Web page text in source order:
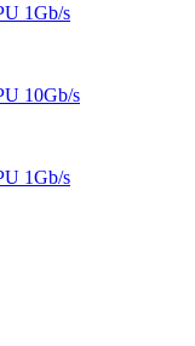
1Gb/s
10Gb/s
1Gb/s